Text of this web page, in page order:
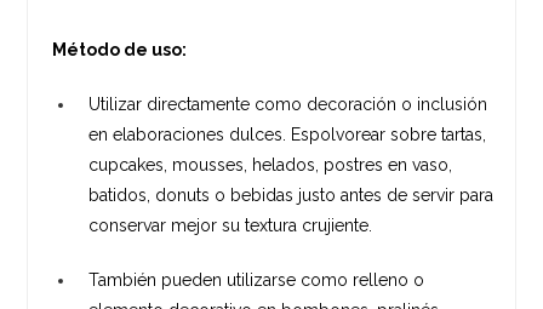
Método de uso:
Utilizar directamente como decoración o inclusión
en elaboraciones dulces. Espolvorear sobre tartas,
cupcakes, mousses, helados, postres en vaso,
batidos, donuts o bebidas justo antes de servir para
conservar mejor su textura crujiente.
También pueden utilizarse como relleno o